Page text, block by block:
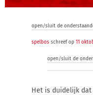
open/sluit de
spelbos schreef op 11
open/sluit de
Het is duidelijk